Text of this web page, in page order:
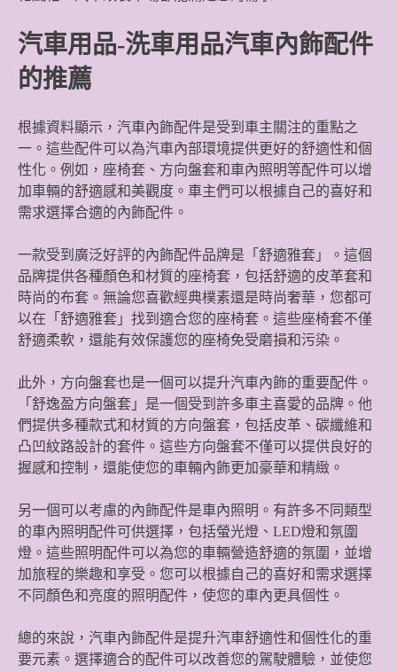
汽車用品-洗車用品汽車內飾配件
的推薦
根據資料顯示，汽車內飾配件是受到車主關注的重點之
一。這些配件可以為汽車內部環境提供更好的舒適性和個
性化。例如，座椅套、方向盤套和車內照明等配件可以增
加車輛的舒適感和美觀度。車主們可以根據自己的喜好和
需求選擇合適的內飾配件。
一款受到廣泛好評的內飾配件品牌是「舒適雅套」。這個
品牌提供各種顏色和材質的座椅套，包括舒適的皮革套和
時尚的布套。無論您喜歡經典樸素還是時尚奢華，您都可
以在「舒適雅套」找到適合您的座椅套。這些座椅套不僅
舒適柔軟，還能有效保護您的座椅免受磨損和污染。
此外，方向盤套也是一個可以提升汽車內飾的重要配件。
「舒逸盈方向盤套」是一個受到許多車主喜愛的品牌。他
們提供多種款式和材質的方向盤套，包括皮革、碳纖維和
凸凹紋路設計的套件。這些方向盤套不僅可以提供良好的
握感和控制，還能使您的車輛內飾更加豪華和精緻。
另一個可以考慮的內飾配件是車內照明。有許多不同類型
的車內照明配件可供選擇，包括螢光燈、LED燈和氛圍
燈。這些照明配件可以為您的車輛營造舒適的氛圍，並增
加旅程的樂趣和享受。您可以根據自己的喜好和需求選擇
不同顏色和亮度的照明配件，使您的車內更具個性。
總的來說，汽車內飾配件是提升汽車舒適性和個性化的重
要元素。選擇適合的配件可以改善您的駕駛體驗，並使您